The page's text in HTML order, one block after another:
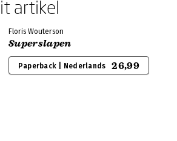
artikel
Floris Wouterson
Superslapen
Paperback | Nederlands 26,99